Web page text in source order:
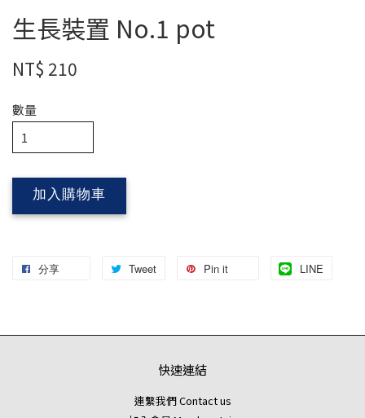
生長裝置 No.1 pot
NT$ 210
數量
加入購物車
分享 Tweet Pin it LINE
快速連結
連繫我們 Contact us